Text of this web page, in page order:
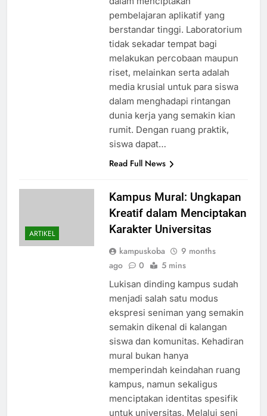
pembelajaran aplikatif yang
berstandar tinggi. Laboratorium
tidak sekadar tempat bagi
melakukan percobaan maupun
riset, melainkan serta adalah
media krusial untuk para siswa
dalam menghadapi rintangan
dunia kerja yang semakin kian
rumit. Dengan ruang praktik,
siswa dapat…
Read Full News
ARTIKEL
Kampus Mural: Ungkapan
Kreatif dalam Menciptakan
Karakter Universitas
kampuskoba
9 months
ago
0 5 mins
Lukisan dinding kampus sudah
menjadi salah satu modus
ekspresi seniman yang semakin
semakin dikenal di kalangan
siswa dan komunitas. Kehadiran
mural bukan hanya
memperindah keindahan ruang
kampus, namun sekaligus
menciptakan identitas spesifik
untuk universitas. Melalui seni